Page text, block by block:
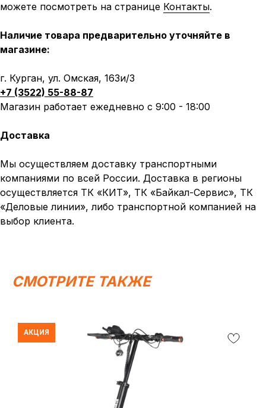
можете посмотреть на странице Контакты.
Наличие товара предварительно уточняйте в
магазине:
г. Курган, ул. Омская, 163и/3
+7 (3522) 55-88-87
Магазин работает ежедневно с 9:00 - 18:00
Доставка
Мы осуществляем доставку транспортными
компаниями по всей России. Доставка в регионы
осуществляется ТК «КИТ», ТК «Байкал-Сервис», ТК
«Деловые линии», либо транспортной компанией на
выбор клиента.
СМОТРИТЕ ТАКЖЕ
АКЦИЯ